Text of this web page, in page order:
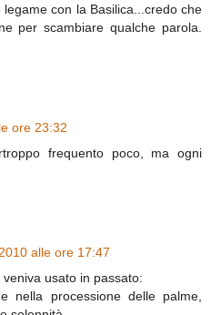
con la Basilica...credo che
per scambiare qualche parola.
ore 23:32
frequento poco, ma ogni
alle ore 17:47
usato in passato:
nella processione delle palme,